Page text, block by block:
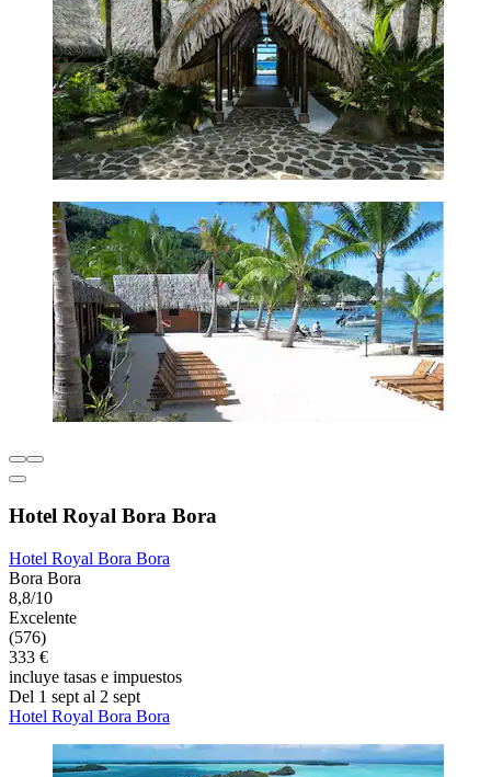
Hotel Royal Bora Bora
Hotel Royal Bora Bora
Bora Bora
8,8/10
Excelente
(576)
333 €
incluye tasas e impuestos
Del 1 sept al 2 sept
Hotel Royal Bora Bora